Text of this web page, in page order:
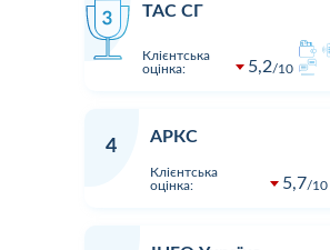
ТАС СГ
Клієнтська
оцінка:
5,2 10
4
АРКС
Клієнтська
оцінка:
5,7 10